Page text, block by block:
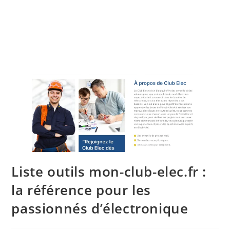
Liste outils mon-club-elec.fr :
la référence pour les
passionnés d’électronique